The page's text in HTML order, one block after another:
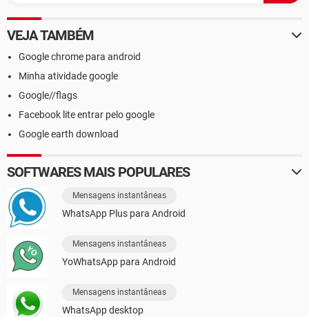
VEJA TAMBÉM
Google chrome para android
Minha atividade google
Google//flags
Facebook lite entrar pelo google
Google earth download
SOFTWARES MAIS POPULARES
Mensagens instantâneas
WhatsApp Plus para Android
Mensagens instantâneas
YoWhatsApp para Android
Mensagens instantâneas
WhatsApp desktop